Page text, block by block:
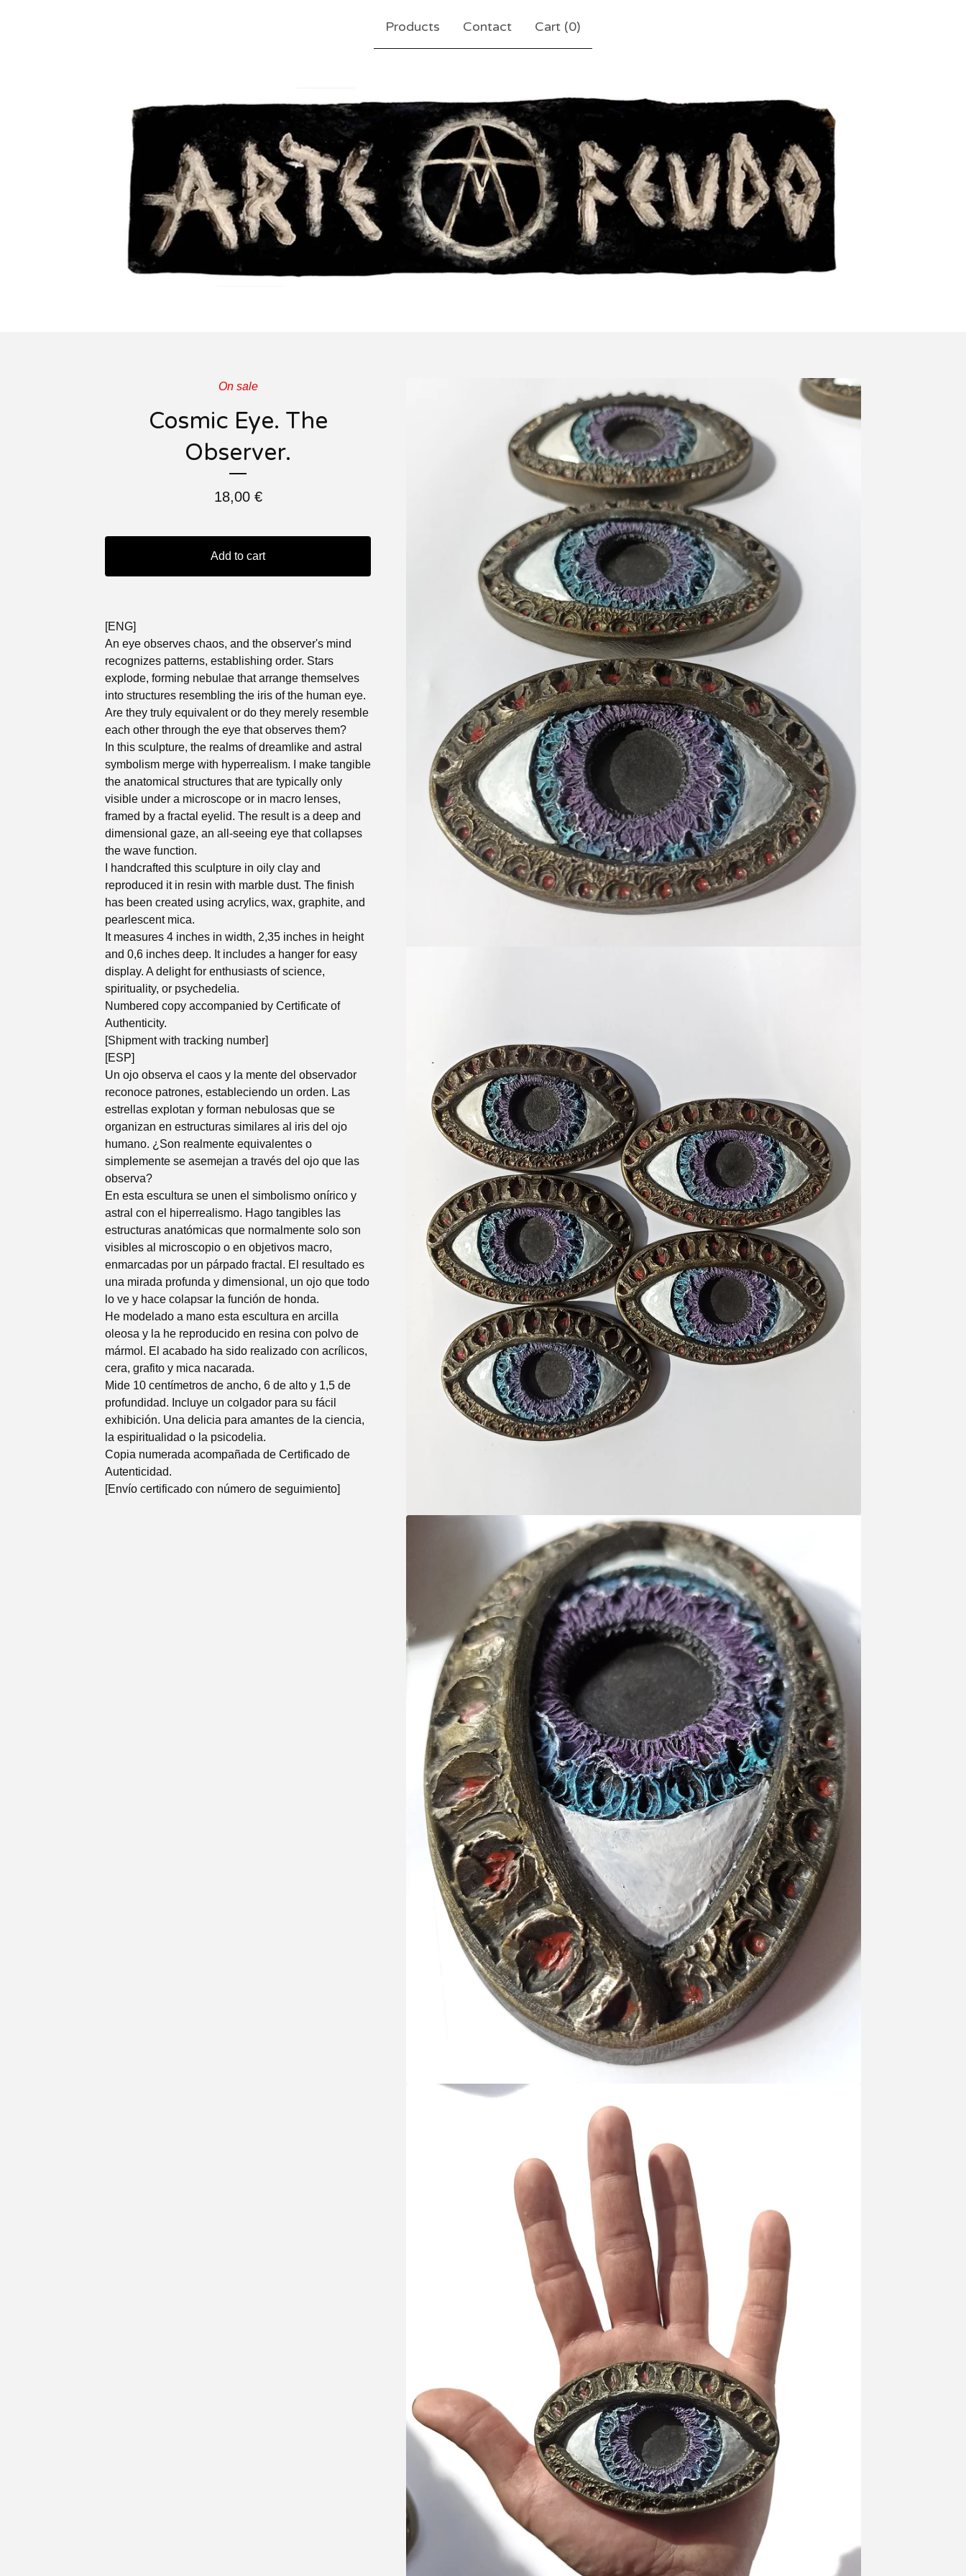
Products Contact Cart (0)
On sale
Cosmic Eye. The
Observer.
18,00 €
Add to cart
[ENG]
An eye observes chaos, and the observer's mind
recognizes patterns, establishing order. Stars
explode, forming nebulae that arrange themselves
into structures resembling the iris of the human eye.
Are they truly equivalent or do they merely resemble
each other through the eye that observes them?
In this sculpture, the realms of dreamlike and astral
symbolism merge with hyperrealism. I make tangible
the anatomical structures that are typically only
visible under a microscope or in macro lenses,
framed by a fractal eyelid. The result is a deep and
dimensional gaze, an all-seeing eye that collapses
the wave function.
I handcrafted this sculpture in oily clay and
reproduced it in resin with marble dust. The finish
has been created using acrylics, wax, graphite, and
pearlescent mica.
It measures 4 inches in width, 2,35 inches in height
and 0,6 inches deep. It includes a hanger for easy
display. A delight for enthusiasts of science,
spirituality, or psychedelia.
Numbered copy accompanied by Certificate of
Authenticity.
[Shipment with tracking number]
[ESP]
Un ojo observa el caos y la mente del observador
reconoce patrones, estableciendo un orden. Las
estrellas explotan y forman nebulosas que se
organizan en estructuras similares al iris del ojo
humano. ¿Son realmente equivalentes o
simplemente se asemejan a través del ojo que las
observa?
En esta escultura se unen el simbolismo onírico y
astral con el hiperrealismo. Hago tangibles las
estructuras anatómicas que normalmente solo son
visibles al microscopio o en objetivos macro,
enmarcadas por un párpado fractal. El resultado es
una mirada profunda y dimensional, un ojo que todo
lo ve y hace colapsar la función de honda.
He modelado a mano esta escultura en arcilla
oleosa y la he reproducido en resina con polvo de
mármol. El acabado ha sido realizado con acrílicos,
cera, grafito y mica nacarada.
Mide 10 centímetros de ancho, 6 de alto y 1,5 de
profundidad. Incluye un colgador para su fácil
exhibición. Una delicia para amantes de la ciencia,
la espiritualidad o la psicodelia.
Copia numerada acompañada de Certificado de
Autenticidad.
[Envío certificado con número de seguimiento]